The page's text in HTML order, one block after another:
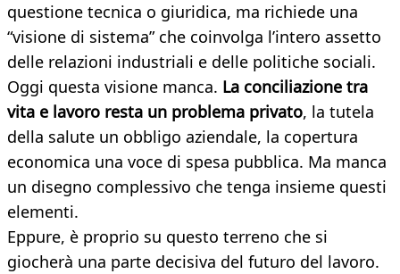
questione tecnica o giuridica, ma richiede una
“visione di sistema” che coinvolga l’intero assetto
delle relazioni industriali e delle politiche sociali.
Oggi questa visione manca. La conciliazione tra
vita e lavoro resta un problema privato, la tutela
della salute un obbligo aziendale, la copertura
economica una voce di spesa pubblica. Ma manca
un disegno complessivo che tenga insieme questi
elementi.
Eppure, è proprio su questo terreno che si
giocherà una parte decisiva del futuro del lavoro.